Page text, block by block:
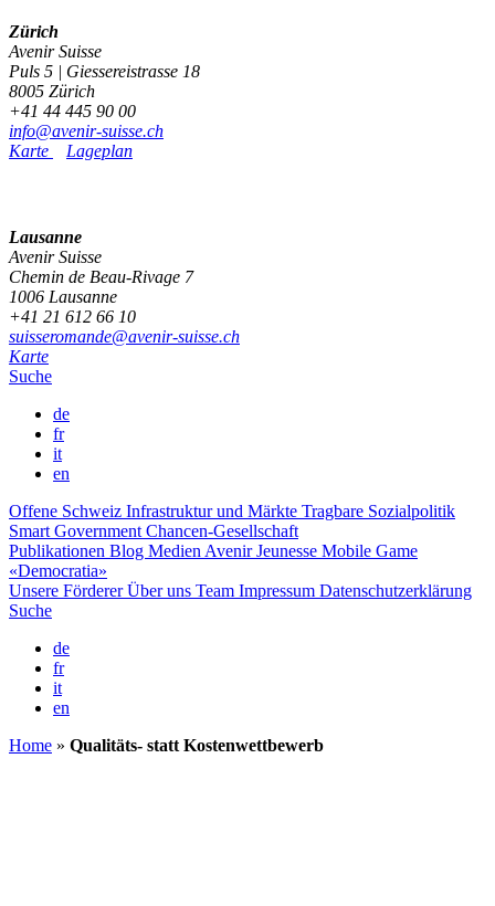
Zürich
Avenir Suisse
Puls 5 | Giessereistrasse 18
8005 Zürich
+41 44 445 90 00
info@avenir-suisse.ch
Karte
Lageplan
Lausanne
Avenir Suisse
Chemin de Beau-Rivage 7
1006 Lausanne
+41 21 612 66 10
suisseromande@avenir-suisse.ch
Karte
Suche
de
fr
it
en
Offene Schweiz Infrastruktur und Märkte Tragbare Sozialpolitik
Smart Government Chancen-Gesellschaft
Publikationen Blog Medien Avenir Jeunesse Mobile Game
«Democratia»
Unsere FördererÜber uns Team Impressum Datenschutzerklärung
Suche
de
fr
it
en
Home » Qualitäts- statt Kostenwettbewerb